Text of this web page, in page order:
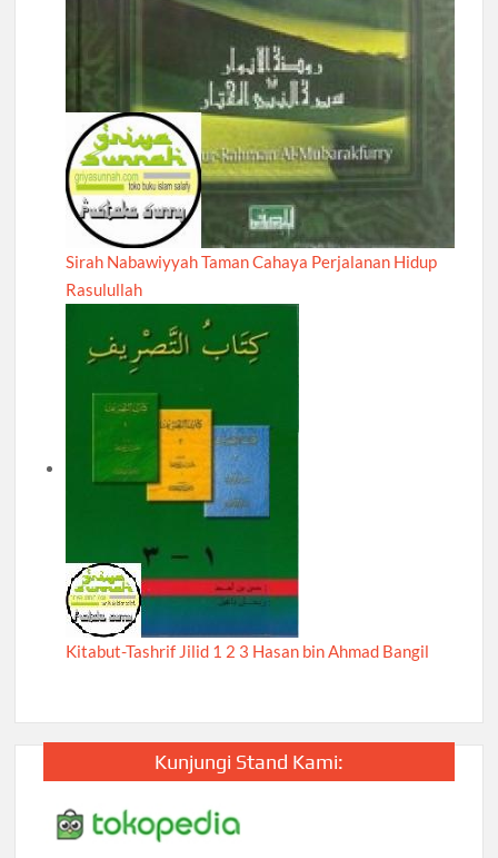
Sirah Nabawiyyah Taman Cahaya Perjalanan Hidup
Rasulullah
Kitabut-Tashrif Jilid 1 2 3 Hasan bin Ahmad Bangil
Kunjungi Stand Kami: